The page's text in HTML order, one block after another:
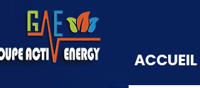
ACCUEIL